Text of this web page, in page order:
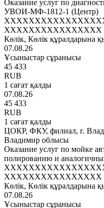
Оказание услуг по
УВОИ-МФ-1812-1 (Центр)
XXXXXXXXXXXXXXXX
Көлік, Көлік құралдарына
07.08.26
Ұсыныстар сұранысы
45 433
RUB
1 сағат қалды
07.08.26
45 433
RUB
1 сағат қалды
ЦОКР, ФКУ, филиал, г.
Владимир облысы
Оказание услуг по мойке
полированию и
XXXXXXXXXXXXXXXX
Көлік, Көлік құралдарына
07.08.26
Ұсыныстар сұранысы